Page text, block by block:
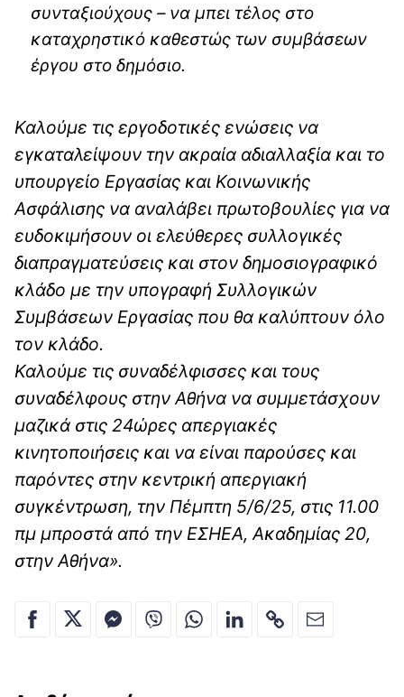
συνταξιούχους – να μπει τέλος στο
καταχρηστικό καθεστώς των συμβάσεων
έργου στο δημόσιο.
Καλούμε τις εργοδοτικές ενώσεις να
εγκαταλείψουν την ακραία αδιαλλαξία και το
υπουργείο Εργασίας και Κοινωνικής
Ασφάλισης να αναλάβει πρωτοβουλίες για να
ευδοκιμήσουν οι ελεύθερες συλλογικές
διαπραγματεύσεις και στον δημοσιογραφικό
κλάδο με την υπογραφή Συλλογικών
Συμβάσεων Εργασίας που θα καλύπτουν όλο
τον κλάδο.
Καλούμε τις συναδέλφισσες και τους
συναδέλφους στην Αθήνα να συμμετάσχουν
μαζικά στις 24ώρες απεργιακές
κινητοποιήσεις και να είναι παρούσες και
παρόντες στην κεντρική απεργιακή
συγκέντρωση, την Πέμπτη 5/6/25, στις 11.00
πμ μπροστά από την ΕΣΗΕΑ, Ακαδημίας 20,
στην Αθήνα».